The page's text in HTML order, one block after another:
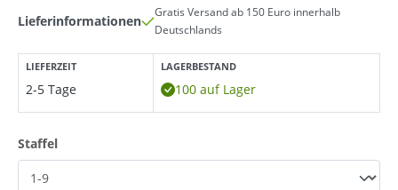
Lieferinformationen
Gratis Versand ab 150 Euro innerhalb
Deutschlands
LIEFERZEIT
2-5 Tage
LAGERBESTAND
100 auf Lager
Staffelauswählen